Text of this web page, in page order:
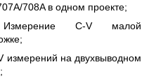
708A в одном проекте;
Измерение C-V малой
измерений на двухвыводном